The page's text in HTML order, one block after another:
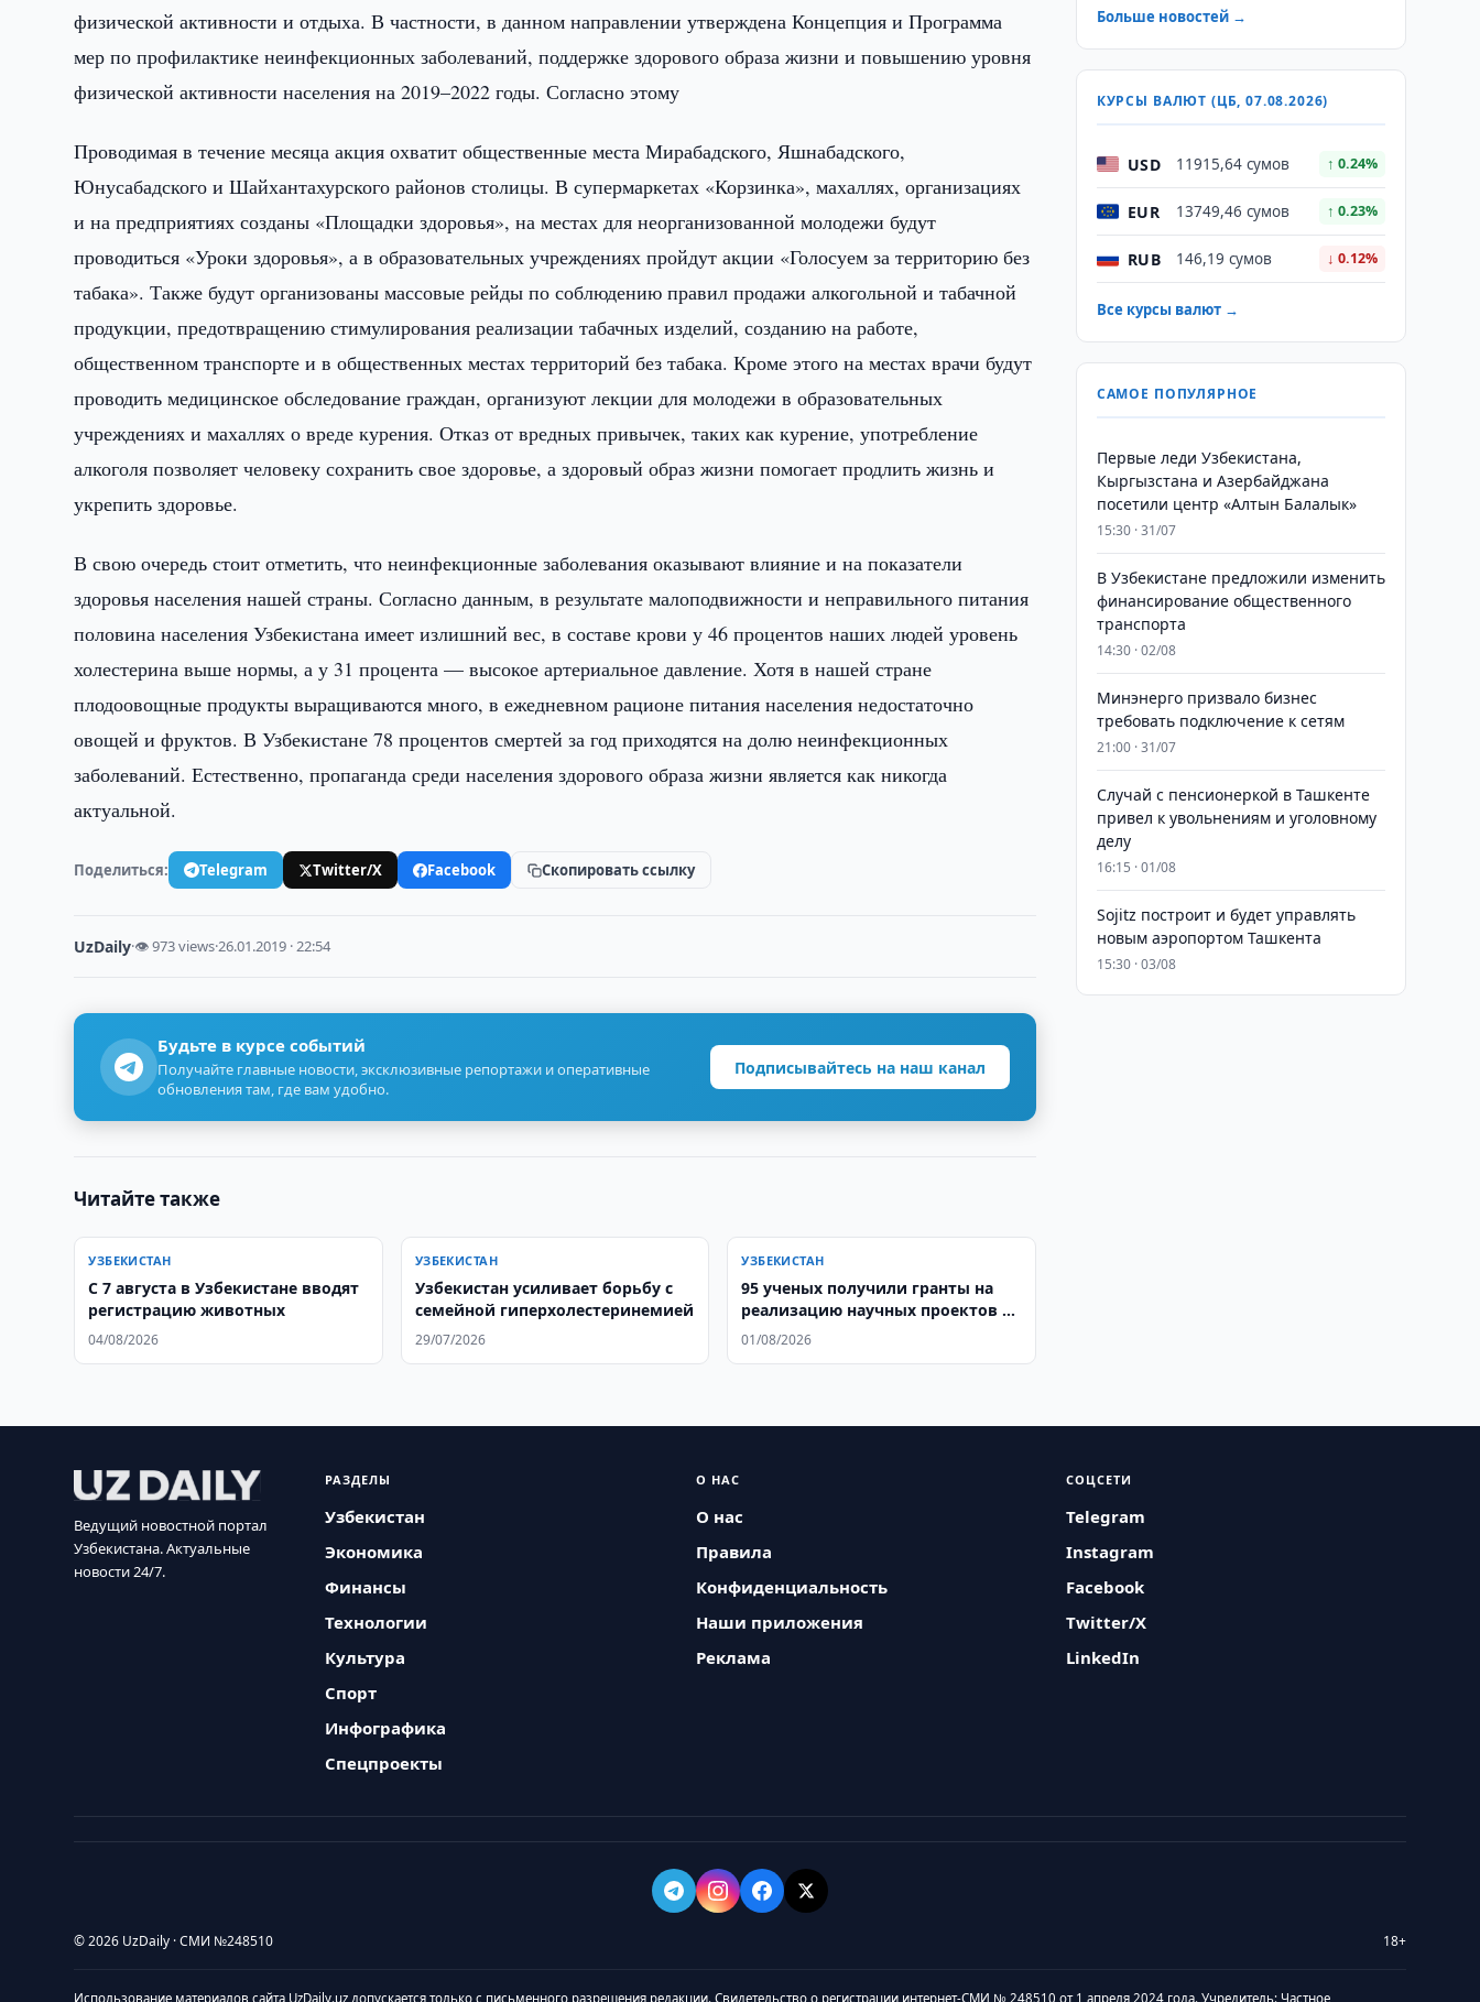
физической активности и отдыха. В частности, в данном направлении утверждена Концепция и Программа
мер по профилактике неинфекционных заболеваний, поддержке здорового образа жизни и повышению уровня
физической активности населения на 2019–2022 годы. Согласно этому
Проводимая в течение месяца акция охватит общественные места Мирабадского, Яшнабадского,
Юнусабадского и Шайхантахурского районов столицы. В супермаркетах «Корзинка», махаллях, организациях
и на предприятиях созданы «Площадки здоровья», на местах для неорганизованной молодежи будут
проводиться «Уроки здоровья», а в образовательных учреждениях пройдут акции «Голосуем за территорию без
табака». Также будут организованы массовые рейды по соблюдению правил продажи алкогольной и табачной
продукции, предотвращению стимулирования реализации табачных изделий, созданию на работе,
общественном транспорте и в общественных местах территорий без табака. Кроме этого на местах врачи будут
проводить медицинское обследование граждан, организуют лекции для молодежи в образовательных
учреждениях и махаллях о вреде курения. Отказ от вредных привычек, таких как курение, употребление
алкоголя позволяет человеку сохранить свое здоровье, а здоровый образ жизни помогает продлить жизнь и
укрепить здоровье.
В свою очередь стоит отметить, что неинфекционные заболевания оказывают влияние и на показатели
здоровья населения нашей страны. Согласно данным, в результате малоподвижности и неправильного питания
половина населения Узбекистана имеет излишний вес, в составе крови у 46 процентов наших людей уровень
холестерина выше нормы, а у 31 процента — высокое артериальное давление. Хотя в нашей стране
плодоовощные продукты выращиваются много, в ежедневном рационе питания населения недостаточно
овощей и фруктов. В Узбекистане 78 процентов смертей за год приходятся на долю неинфекционных
заболеваний. Естественно, пропаганда среди населения здорового образа жизни является как никогда
актуальной.
Поделиться: Telegram Twitter/X Facebook Скопировать ссылку
UzDaily·👁 973 views·26.01.2019 · 22:54
Будьте в курсе событий
Получайте главные новости, эксклюзивные репортажи и оперативные
обновления там, где вам удобно.
Подписывайтесь на наш канал
Читайте также
УЗБЕКИСТАН
С 7 августа в Узбекистане вводят
регистрацию животных
04/08/2026
УЗБЕКИСТАН
Узбекистан усиливает борьбу с
семейной гиперхолестеринемией
29/07/2026
УЗБЕКИСТАН
95 ученых получили гранты на
реализацию научных проектов на
сумму 157,2 млрд. сумов
01/08/2026
Больше новостей →
КУРСЫ ВАЛЮТ (ЦБ, 07.08.2026)
USD 11915,64 сумов ↑ 0.24%
EUR 13749,46 сумов ↑ 0.23%
RUB 146,19 сумов ↓ 0.12%
Все курсы валют →
САМОЕ ПОПУЛЯРНОЕ
Первые леди Узбекистана,
Кыргызстана и Азербайджана
посетили центр «Алтын Балалык»
15:30 · 31/07
В Узбекистане предложили изменить
финансирование общественного
транспорта
14:30 · 02/08
Минэнерго призвало бизнес
требовать подключение к сетям
21:00 · 31/07
Случай с пенсионеркой в Ташкенте
привел к увольнениям и уголовному
делу
16:15 · 01/08
Sojitz построит и будет управлять
новым аэропортом Ташкента
15:30 · 03/08
Ведущий новостной портал
Узбекистана. Актуальные
новости 24/7.
РАЗДЕЛЫ
Узбекистан
Экономика
Финансы
Технологии
Культура
Спорт
Инфографика
Спецпроекты
О НАС
О нас
Правила
Конфиденциальность
Наши приложения
Реклама
СОЦСЕТИ
Telegram
Instagram
Facebook
Twitter/X
LinkedIn
© 2026 UzDaily · СМИ №248510 18+
Использование материалов сайта UzDaily.uz допускается только с письменного разрешения редакции. Свидетельство о регистрации интернет-СМИ № 248510 от 1 апреля 2024 года. Учредитель: Частное